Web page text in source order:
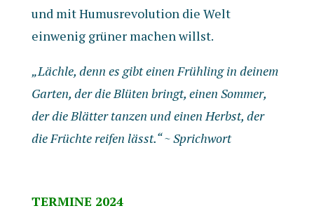
und mit Humusrevolution die Welt
einwenig grüner machen willst.
„Lächle, denn es gibt einen Frühling in deinem
Garten, der die Blüten bringt, einen Sommer,
der die Blätter tanzen und einen Herbst, der
die Früchte reifen lässt.“ ~ Sprichwort
TERMINE 2024